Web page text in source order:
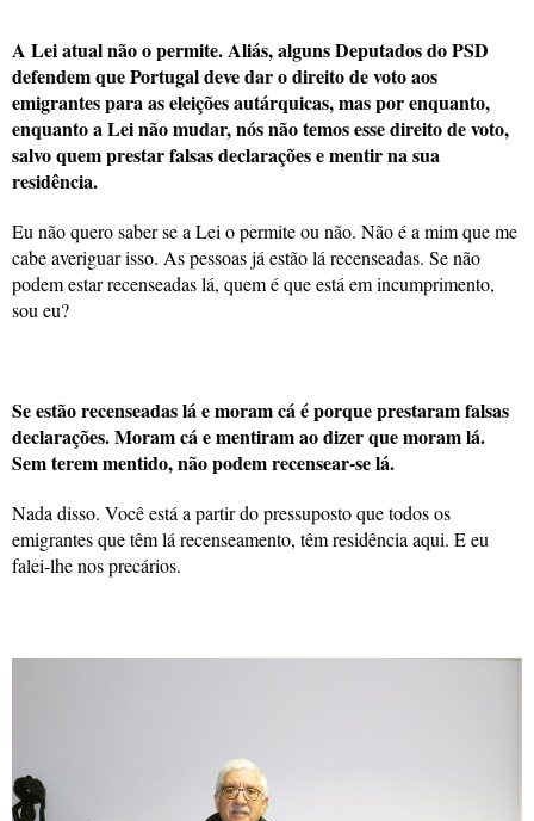
A Lei atual não o permite. Aliás, alguns Deputados do PSD
defendem que Portugal deve dar o direito de voto aos
emigrantes para as eleições autárquicas, mas por enquanto,
enquanto a Lei não mudar, nós não temos esse direito de voto,
salvo quem prestar falsas declarações e mentir na sua
residência.
Eu não quero saber se a Lei o permite ou não. Não é a mim que me
cabe averiguar isso. As pessoas já estão lá recenseadas. Se não
podem estar recenseadas lá, quem é que está em incumprimento,
sou eu?
Se estão recenseadas lá e moram cá é porque prestaram falsas
declarações. Moram cá e mentiram ao dizer que moram lá.
Sem terem mentido, não podem recensear-se lá.
Nada disso. Você está a partir do pressuposto que todos os
emigrantes que têm lá recenseamento, têm residência aqui. E eu
falei-lhe nos precários.